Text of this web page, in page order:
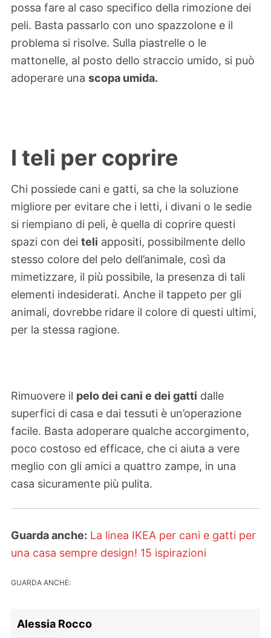
possa fare al caso specifico della rimozione dei
peli. Basta passarlo con uno spazzolone e il
problema si risolve. Sulla piastrelle o le
mattonelle, al posto dello straccio umido, si può
adoperare una scopa umida.
I teli per coprire
Chi possiede cani e gatti, sa che la soluzione
migliore per evitare che i letti, i divani o le sedie
si riempiano di peli, è quella di coprire questi
spazi con dei teli appositi, possibilmente dello
stesso colore del pelo dell’animale, così da
mimetizzare, il più possibile, la presenza di tali
elementi indesiderati. Anche il tappeto per gli
animali, dovrebbe ridare il colore di questi ultimi,
per la stessa ragione.
Rimuovere il pelo dei cani e dei gatti dalle
superfici di casa e dai tessuti è un’operazione
facile. Basta adoperare qualche accorgimento,
poco costoso ed efficace, che ci aiuta a vere
meglio con gli amici a quattro zampe, in una
casa sicuramente più pulita.
Guarda anche: La linea IKEA per cani e gatti per
una casa sempre design! 15 ispirazioni
GUARDA ANCHE:
Alessia Rocco